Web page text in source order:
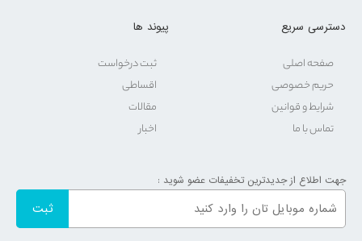
دسترسی سریع
صفحه اصلی
حریم خصوصی
شرایط و قوانین
تماس با ما
پیوند ها
ثبت درخواست
اقساطی
مقالات
اخبار
جهت اطلاع از جدیدترین تخفیفات عضو شوید :